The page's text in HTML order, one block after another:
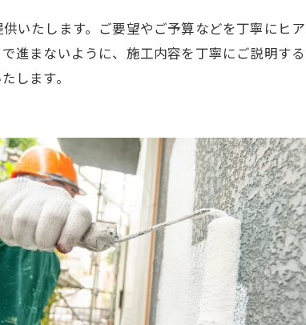
いたします。ご要望やご予算などを丁寧にヒ
進まないように、施工内容を丁寧にご説明す
します。